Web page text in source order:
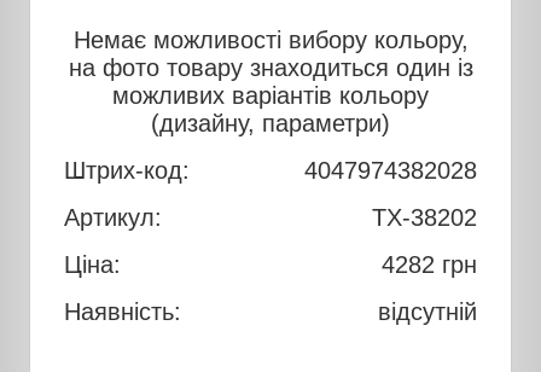
Немає можливості вибору кольору,
на фото товару знаходиться один із
можливих варіантів кольору
(дизайну, параметри)
Штрих-код:
4047974382028
Артикул:
TX-38202
Ціна:
4282 грн
Наявність:
відсутній